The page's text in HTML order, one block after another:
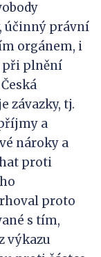
účinný právní
orgánem, i
při plnění
závazky, tj.
a
nároky a
proti
proto
s tím,
výkazu